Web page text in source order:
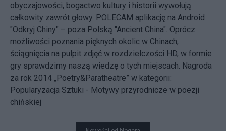
obyczajowości, bogactwo kultury i historii wywołują
całkowity zawrót głowy. POLECAM aplikację na Android
"Odkryj Chiny" – poza Polską "Ancient China". Oprócz
możliwości poznania pięknych okolic w Chinach,
ściągnięcia na pulpit zdjęć w rozdzielczości HD, w formie
gry sprawdzimy naszą wiedzę o tych miejscach. Nagroda
za rok 2014 „Poetry&Paratheatre” w kategorii:
Popularyzacja Sztuki - Motywy przyrodnicze w poezji
chińskiej